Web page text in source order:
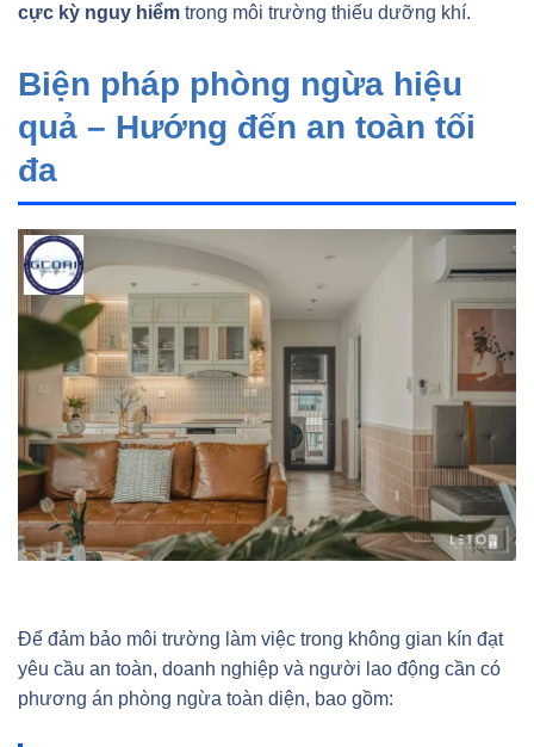
cực kỳ nguy hiểm trong môi trường thiếu dưỡng khí.
Biện pháp phòng ngừa hiệu
quả – Hướng đến an toàn tối
đa
Để đảm bảo môi trường làm việc trong không gian kín đạt
yêu cầu an toàn, doanh nghiệp và người lao động cần có
phương án phòng ngừa toàn diện, bao gồm: